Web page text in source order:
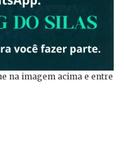
na imagem acima e entre